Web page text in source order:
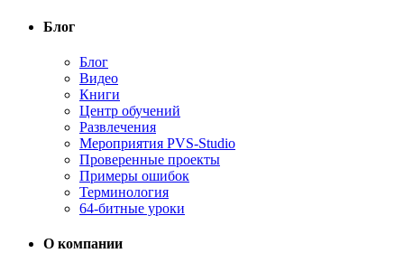
Блог
Блог
Видео
Книги
Центр обучений
Развлечения
Мероприятия PVS-Studio
Проверенные проекты
Примеры ошибок
Терминология
64-битные уроки
О компании